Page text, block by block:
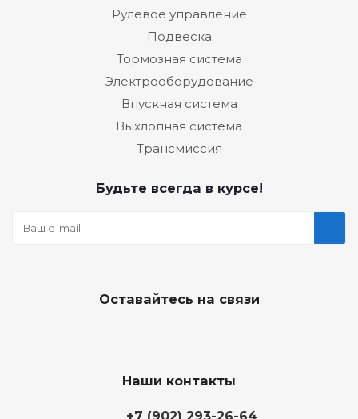
Рулевое управление
Подвеска
Тормозная система
Электрооборудование
Впускная система
Выхлопная система
Трансмиссия
Будьте всегда в курсе!
Оставайтесь на связи
Наши контакты
+7 (902) 293-26-64